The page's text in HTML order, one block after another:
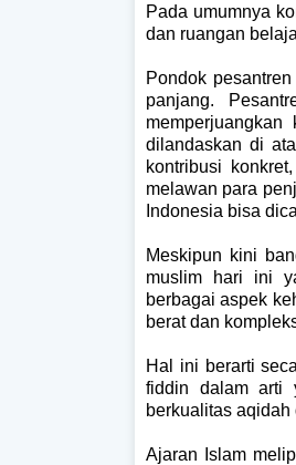
Pada umumnya
dan ruangan
Pondok
panjang.
dilandaskan di
kontribusi
melawan para
Indonesia bisa
Meskipun kini
muslim hari ini
berbagai aspek
berat dan
Hal ini berarti
fiddin dalam arti
berkualitas
Ajaran Islam